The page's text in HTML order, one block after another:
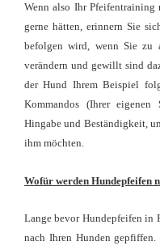
Wenn also Ihr
gerne hätten, erinnern Sie
befolgen wird, wenn Sie zu
verändern und gewillt sind
der Hund Ihrem Beispiel
Kommandos (Ihrer
Hingabe und Beständigkeit,
ihm möchten.
Wofür werden Hundepfeifen
Lange bevor Hundepfeifen in
nach Ihren Hunden